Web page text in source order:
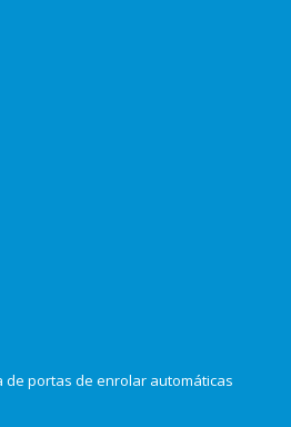
de portas de enrolar automáticas